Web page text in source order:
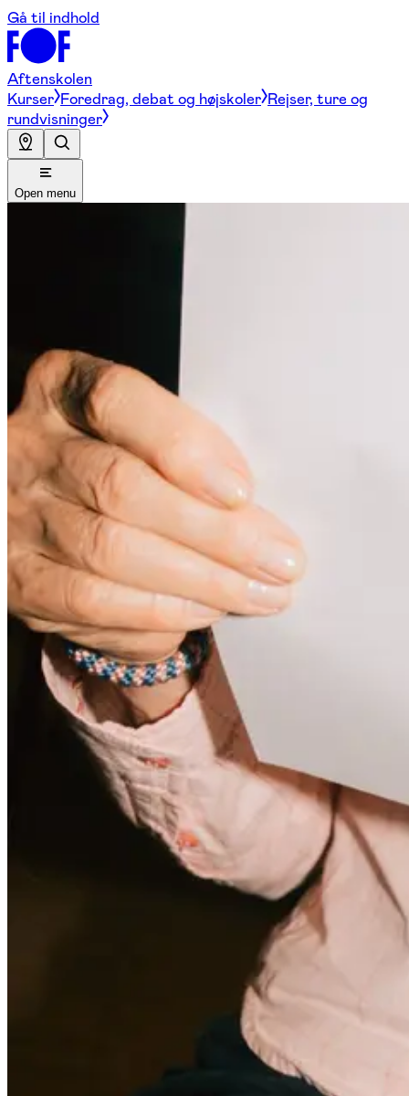
Gå til indhold
Aftenskolen
Kurser Foredrag, debat og højskoler Rejser, ture og
rundvisninger
Open menu